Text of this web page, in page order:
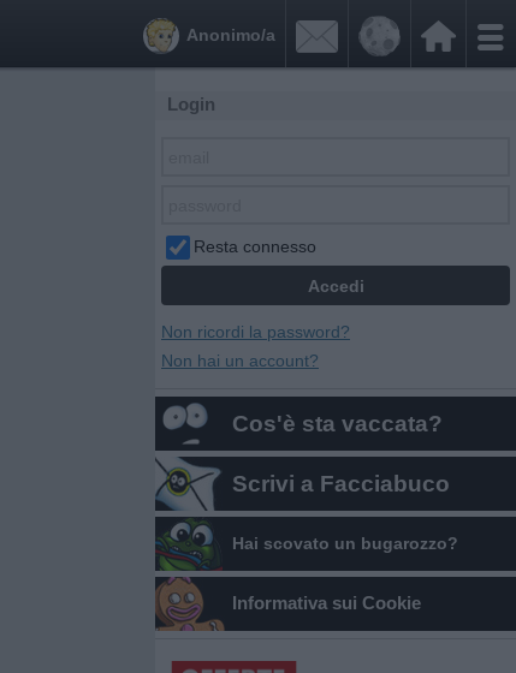


Anonimo/a
Login
Resta connesso
Non ricordi la password?
Non hai un account?
Cos'è sta vaccata?
Scrivi a Facciabuco
Hai scovato un bugarozzo?
Informativa sui Cookie